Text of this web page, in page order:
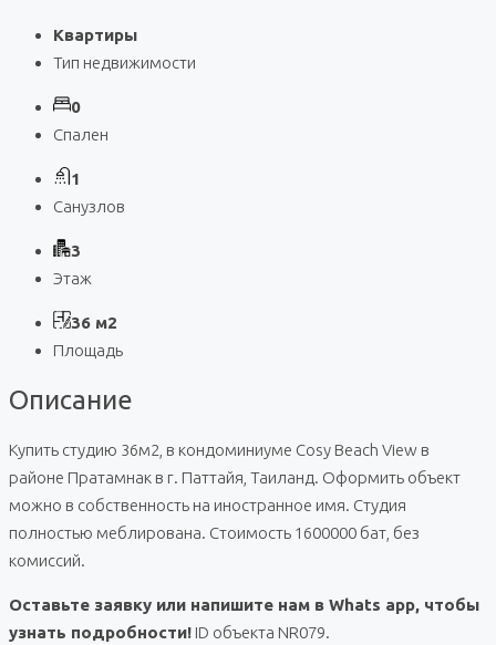
Квартиры
Тип недвижимости
0
Спален
1
Санузлов
3
Этаж
36 м2
Площадь
Описание
Купить студию 36м2, в кондоминиуме Cosy Beach View в
районе Пратамнак в г. Паттайя, Таиланд. Оформить объект
можно в собственность на иностранное имя. Студия
полностью меблирована. Стоимость 1600000 бат, без
комиссий.
Оставьте заявку или напишите нам в Whats app, чтобы
узнать подробности! ID объекта NR079.